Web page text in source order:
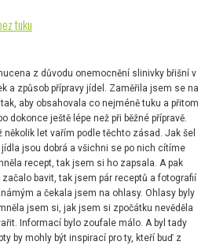
tuku
z důvodu onemocnění slinivky břišní v
a způsob přípravy jídel. Zaměřila jsem se na
aby obsahovala co nejméně tuku a přitom
dokonce ještě lépe než při běžné přípravě.
několik let vařím podle těchto zásad. Jak šel
jsou dobrá a všichni se po nich cítíme
recept, tak jsem si ho zapsala. A pak
bavit, tak jsem pár receptů a fotografií
a čekala jsem na ohlasy. Ohlasy byly
jsem si, jak jsem si zpočátku nevěděla
Informací bylo zoufale málo. A byl tady
by mohly být inspirací pro ty, kteří buď z